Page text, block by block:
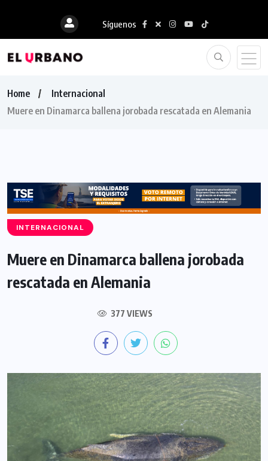
Síguenos
Home
Internacional
Muere en Dinamarca ballena jorobada rescatada en Alemania
INTERNACIONAL
Muere en Dinamarca ballena jorobada
rescatada en Alemania
377 VIEWS